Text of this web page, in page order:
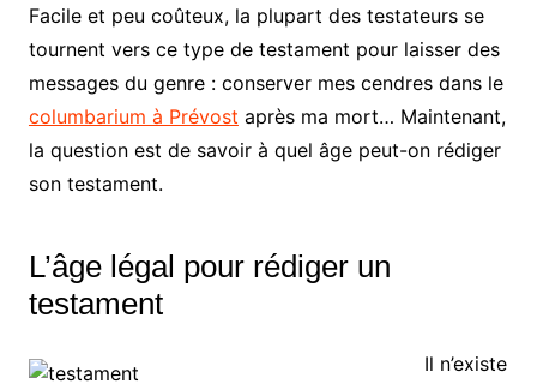
Facile et peu coûteux, la plupart des testateurs se
tournent vers ce type de testament pour laisser des
messages du genre : conserver mes cendres dans le
columbarium à Prévost après ma mort… Maintenant,
la question est de savoir à quel âge peut-on rédiger
son testament.
L’âge légal pour rédiger un
testament
Il n’existe